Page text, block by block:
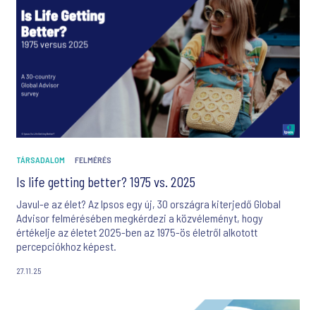
TÁRSADALOM FELMÉRÉS
Is life getting better? 1975 vs. 2025
Javul-e az élet? Az Ipsos egy új, 30 országra kiterjedő Global
Advisor felmérésében megkérdezi a közvéleményt, hogy
értékelje az életet 2025-ben az 1975-ös életről alkotott
percepciókhoz képest.
27.11.25